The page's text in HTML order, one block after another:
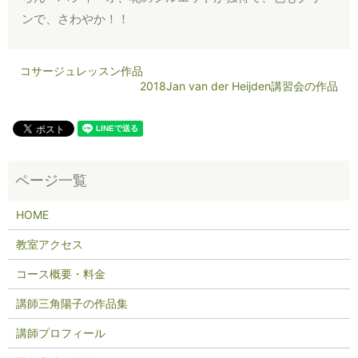
ンで、さわやか！！
コサージュレッスン作品
2018Jan van der Heijden講習会の作品
HOME
教室アクセス
コース概要・料金
講師三角陽子の作品集
講師プロフィール